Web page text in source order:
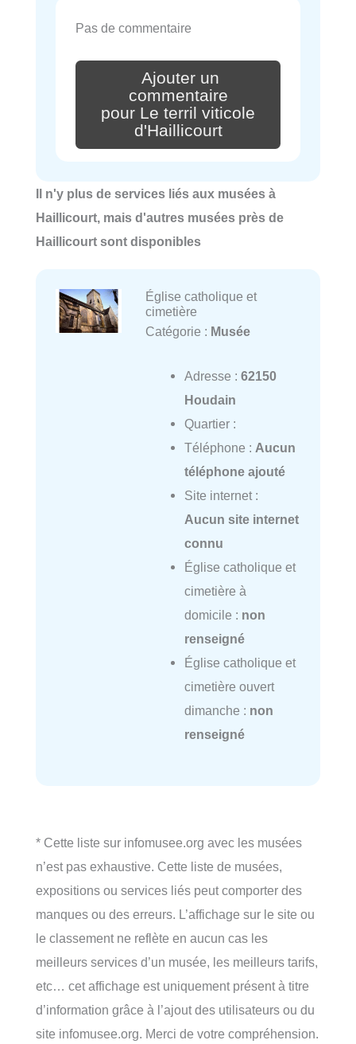
Pas de commentaire
Ajouter un
commentaire
pour Le terril viticole
d'Haillicourt
Il n'y plus de services liés aux musées à
Haillicourt, mais d'autres musées près de
Haillicourt sont disponibles
Église catholique et
cimetière
Catégorie : Musée
Adresse : 62150
Houdain
Quartier :
Téléphone : Aucun
téléphone ajouté
Site internet :
Aucun site internet
connu
Église catholique et
cimetière à
domicile : non
renseigné
Église catholique et
cimetière ouvert
dimanche : non
renseigné
* Cette liste sur infomusee.org avec les musées
n’est pas exhaustive. Cette liste de musées,
expositions ou services liés peut comporter des
manques ou des erreurs. L’affichage sur le site ou
le classement ne reflète en aucun cas les
meilleurs services d’un musée, les meilleurs tarifs,
etc… cet affichage est uniquement présent à titre
d’information grâce à l’ajout des utilisateurs ou du
site infomusee.org. Merci de votre compréhension.